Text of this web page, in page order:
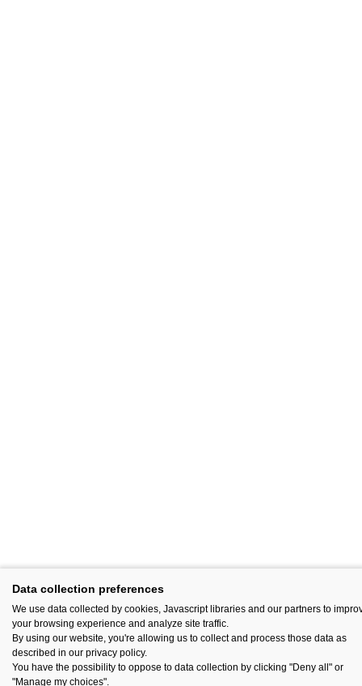
Data collection preferences
We use data collected by cookies, Javascript libraries and our partners to
your browsing experience and analyze site traffic.
By using our website, you're allowing us to collect and process those data as
described in our privacy policy.
You have the possibility to oppose to data collection by clicking "Deny all" or
"Manage my choices".